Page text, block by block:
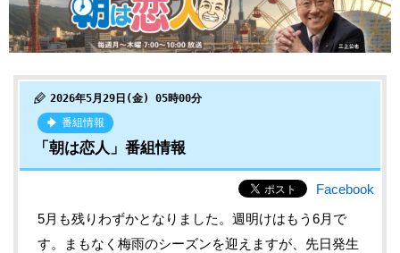
2026年5月29日(金) 05時00分
番組情報
「朝は恋人」番組情報
Facebook
5月も残りわずかとなりました。週明けはもう6月で
す。まもなく梅雨のシーズンを迎えますが、先日発生